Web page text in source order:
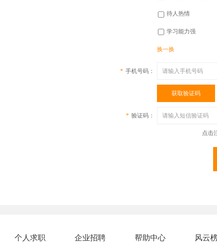
待人热情
学习能力强
换一换
* 手机号码：
获取验证码
* 验证码：
点击
个人求职 企业招聘 帮助中心 风云